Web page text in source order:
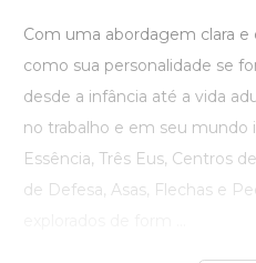
Com uma abordagem clara
como sua personalidade se
desde a infância até a vida
no trabalho e em seu mundo
Essência, Três Eus, Centros
de Defesa, Asas, Flechas e